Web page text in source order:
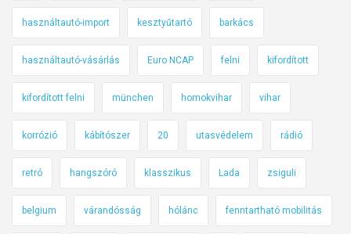
használtautó-import kesztyűtartó barkács
használtautó-vásárlás Euro NCAP felni kifordított
kifordított felni münchen homokvihar vihar
korrózió kábítószer 20 utasvédelem rádió
retró hangszóró klasszikus Lada zsiguli
belgium várandósság hólánc fenntartható mobilitás